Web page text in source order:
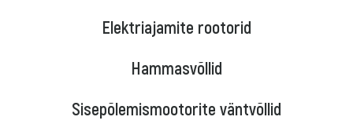
Elektriajamite rootorid
Hammasvõllid
Sisepõlemismootorite väntvõllid